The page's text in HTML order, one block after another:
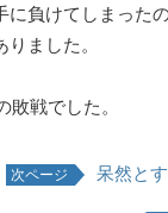
に負けてしまった
ました。
敗戦でした。
次ページ 呆然と